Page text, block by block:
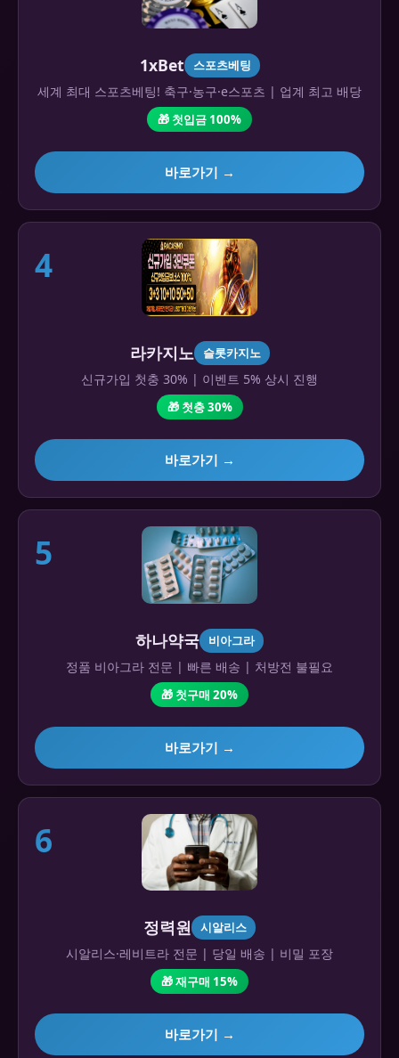
1xBet 스포츠베팅
세계 최대 스포츠베팅! 축구·농구·e스포츠 | 업계 최고 배당
🎁 첫입금 100%
바로가기 →
4
라카지노 슬롯카지노
신규가입 첫충 30% | 이벤트 5% 상시 진행
🎁 첫충 30%
바로가기 →
5
하나약국 비아그라
정품 비아그라 전문 | 빠른 배송 | 처방전 불필요
🎁 첫구매 20%
바로가기 →
6
정력원 시알리스
시알리스·레비트라 전문 | 당일 배송 | 비밀 포장
🎁 재구매 15%
바로가기 →